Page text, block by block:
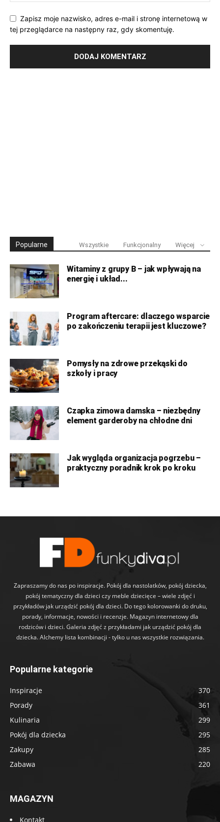
Zapisz moje nazwisko, adres e-mail i stronę internetową w
tej przeglądarce na następny raz, gdy skomentuję.
Popularne Wszystkie Funkcjonalny Więcej
Witaminy z grupy B – jak wpływają na
energię i układ...
Program aftercare: dlaczego wsparcie
po zakończeniu terapii jest kluczowe?
Pomysły na zdrowe przekąski do
szkoły i pracy
Czapka zimowa damska – niezbędny
element garderoby na chłodne dni
Jak wygląda organizacja pogrzebu –
praktyczny poradnik krok po kroku
Zapraszamy do nas po inspiracje. Pokój dla nastolatków, pokój dziecka,
pokój tematyczny dla dzieci czy meble dziecięce – wiele zdjęć i
przykładów jak urządzić pokój dla dzieci. Do tego kolorowanki do druku,
porady, informacje, nowości i recenzje. Magazyn internetowy dla
rodziców i dzieci. Galeria zdjęć z przykładami jak urządzić pokój dla
dziecka. Alchemy lista kombinacji - tylko u nas wszystkie rozwiązania.
Popularne kategorie
Inspiracje
370
Porady
361
Kulinaria
299
Pokój dla dziecka
295
Zakupy
285
Zabawa
220
MAGAZYN
Kontakt